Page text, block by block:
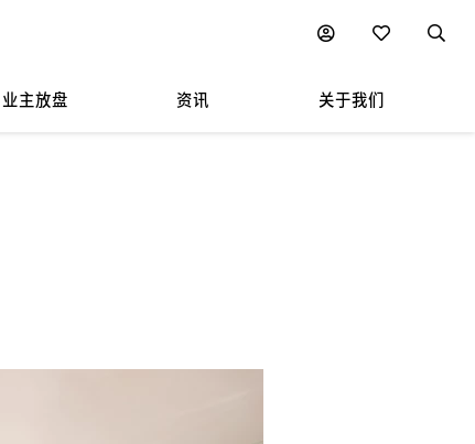
业主放盘 资讯 关于我们